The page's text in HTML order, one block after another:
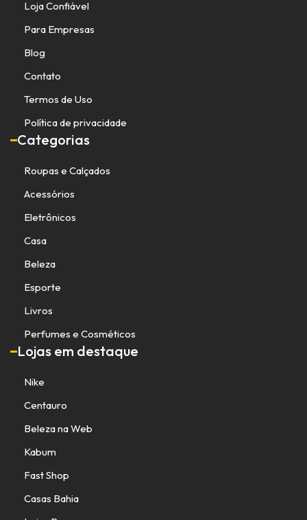
Loja Confiável
Para Empresas
Blog
Contato
Termos de Uso
Política de privacidade
Categorias
Roupas e Calçados
Acessórios
Eletrônicos
Casa
Beleza
Esporte
Livros
Perfumes e Cosméticos
Lojas em destaque
Nike
Centauro
Beleza na Web
Kabum
Fast Shop
Casas Bahia